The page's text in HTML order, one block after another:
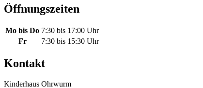
Öffnungszeiten
Mo bis Do 7:30 bis 17:00 Uhr
Fr
7:30 bis 15:30 Uhr
Kontakt
Kinderhaus Ohrwurm